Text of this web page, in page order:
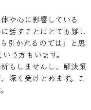
や心に影響している
話すことはとても難し
引かれるのでは」と思
う方もいます。
もしませんし、解決策
深く受けとめます。こ